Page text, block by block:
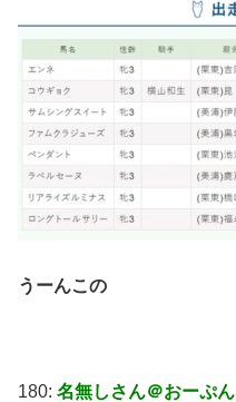
うーんこの
180: 名無しさん＠おーぷん